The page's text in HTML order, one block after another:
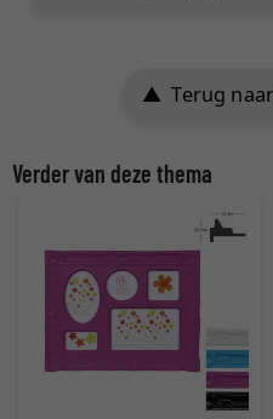
Terug
Verder van deze thema